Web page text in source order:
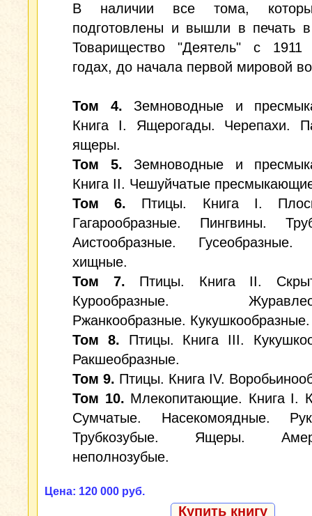
В наличии все тома,
подготовлены и вышли в печать
Товарищество "Деятель" c
годах, до начала первой мировой
Том 4. Земноводные и
Книга I. Ящерогады. Черепахи.
ящеры.
Том 5. Земноводные и
Книга II. Чешуйчатые
Том 6. Птицы. Книга I.
Гагарообразные. Пингвины.
Аистообразные. Гусеобразные.
хищные.
Том 7. Птицы. Книга II.
Курообразные.
Ржанкообразные. Кукушкообразные.
Том 8. Птицы. Книга III.
Ракшеобразные.
Том 9. Птицы. Книга IV.
Том 10. Млекопитающие. Книга I.
Сумчатые. Насекомоядные.
Трубкозубые. Ящеры.
неполнозубые.
Цена: 120 000 руб.
Купить книгу